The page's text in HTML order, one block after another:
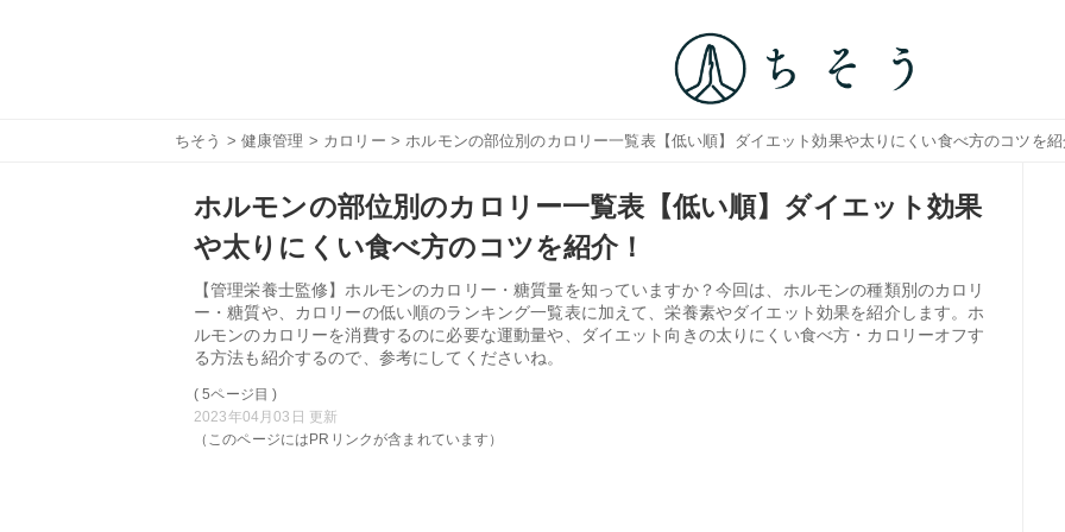
ちそう > 健康管理 > カロリー > ホルモンの部位別のカロリー一覧表【低い順】ダイエット効果や太りにくい食べ方のコツを
ホルモンの部位別のカロリー一覧表【低い順】ダイエット効果
や太りにくい食べ方のコツを紹介！
【管理栄養士監修】ホルモンのカロリー・糖質量を知っていますか？今回は、ホルモンの種類別のカロリ
ー・糖質や、カロリーの低い順のランキング一覧表に加えて、栄養素やダイエット効果を紹介します。ホ
ルモンのカロリーを消費するのに必要な運動量や、ダイエット向きの太りにくい食べ方・カロリーオフす
る方法も紹介するので、参考にしてくださいね。
( 5ページ目 )
2023年04月03日 更新
（このページにはPRリンクが含まれています）